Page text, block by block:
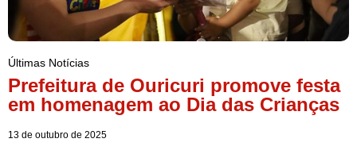
Últimas Notícias
Prefeitura de Ouricuri promove festa
em homenagem ao Dia das Crianças
13 de outubro de 2025